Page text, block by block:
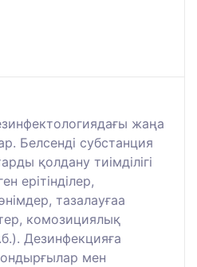
жаңа
Белсенді субстанция
қолдану тиімділігі
ерітінділер,
тазалауғаа
комозициялық
Дезинфекцияға
мен